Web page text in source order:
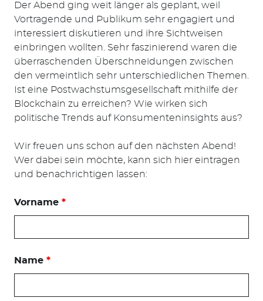
Der Abend ging weit länger als geplant, weil
Vortragende und Publikum sehr engagiert und
interessiert diskutieren und ihre Sichtweisen
einbringen wollten. Sehr faszinierend waren die
überraschenden Überschneidungen zwischen
den vermeintlich sehr unterschiedlichen Themen.
Ist eine Postwachstumsgesellschaft mithilfe der
Blockchain zu erreichen? Wie wirken sich
politische Trends auf Konsumenteninsights aus?
Wir freuen uns schon auf den nächsten Abend!
Wer dabei sein möchte, kann sich hier eintragen
und benachrichtigen lassen:
Vorname *
Name *